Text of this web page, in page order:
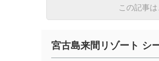
この記事
宮古島来間リゾート シ